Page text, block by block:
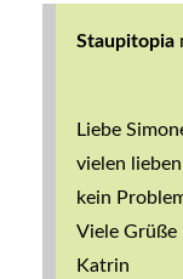
Staupitopia
Liebe
vielen
kein
Viele Grüße
Katrin